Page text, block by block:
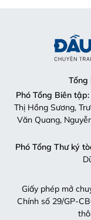
Tổng
Phó Tổng Biên tập:
Thị Hồng Sương,
Văn Quang,
Phó Tổng Thư ký
Giấy phép mở
Chính số 29/GP-